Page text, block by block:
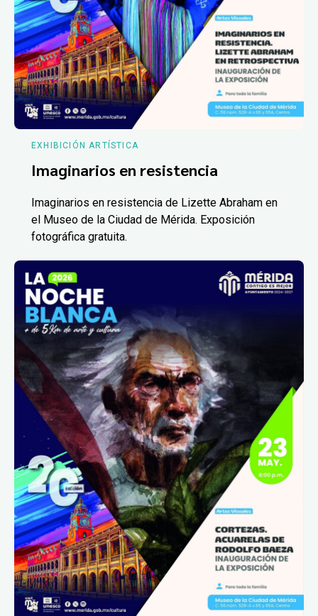
EXHIBICIÓN ARTÍSTICA
Imaginarios en resistencia
Imaginarios en resistencia de Lizette Abraham en
el Museo de la Ciudad de Mérida. Exposición
fotográfica gratuita.